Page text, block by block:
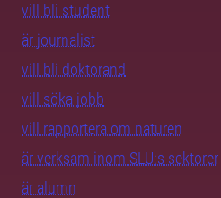
vill bli student
är journalist
vill bli doktorand
vill söka jobb
vill rapportera om naturen
är verksam inom SLU:s sektorer
är alumn